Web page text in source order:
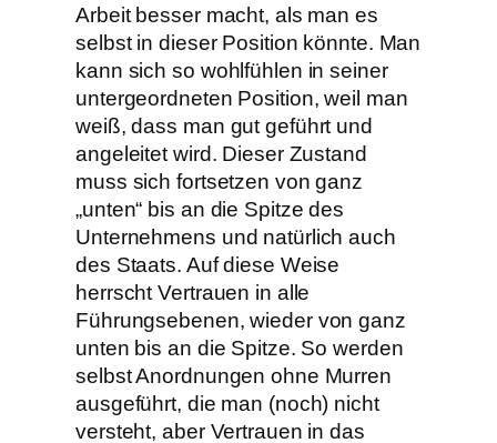
Arbeit besser macht, als man es
selbst in dieser Position könnte. Man
kann sich so wohlfühlen in seiner
untergeordneten Position, weil man
weiß, dass man gut geführt und
angeleitet wird. Dieser Zustand
muss sich fortsetzen von ganz
„unten“ bis an die Spitze des
Unternehmens und natürlich auch
des Staats. Auf diese Weise
herrscht Vertrauen in alle
Führungsebenen, wieder von ganz
unten bis an die Spitze. So werden
selbst Anordnungen ohne Murren
ausgeführt, die man (noch) nicht
versteht, aber Vertrauen in das